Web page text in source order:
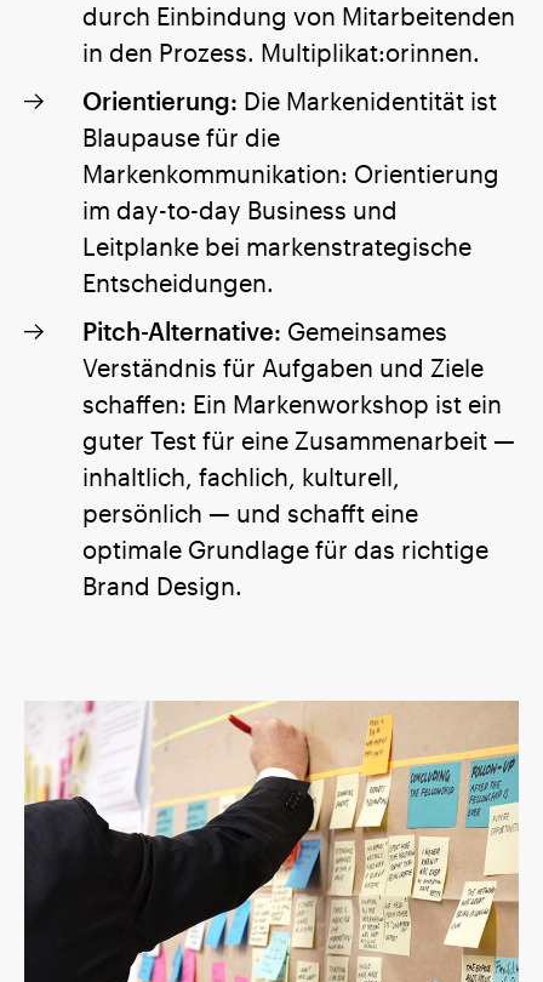
durch Einbindung von Mitarbeitenden
in den Prozess. Multiplikat:orinnen.
Orientierung: Die Markenidentität ist
Blaupause für die
Markenkommunikation: Orientierung
im day-to-day Business und
Leitplanke bei markenstrategische
Entscheidungen.
Pitch-Alternative: Gemeinsames
Verständnis für Aufgaben und Ziele
schaffen: Ein Markenworkshop ist ein
guter Test für eine Zusammenarbeit —
inhaltlich, fachlich, kulturell,
persönlich — und schafft eine
optimale Grundlage für das richtige
Brand Design.